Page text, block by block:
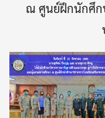
ณ ศูนย์ฝึกนักศึก